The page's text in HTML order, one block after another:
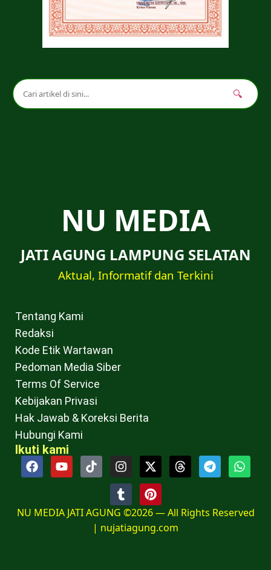
🔍
NU MEDIA
JATI AGUNG LAMPUNG SELATAN
Aktual, Informatif dan Terkini
Tentang Kami
Redaksi
Kode Etik Wartawan
Pedoman Media Siber
Terms Of Service
Kebijakan Privasi
Hak Jawab & Koreksi Berita
Hubungi Kami
Ikuti kami
NU MEDIA JATI AGUNG ©2026 — All Rights Reserved
| nujatiagung.com